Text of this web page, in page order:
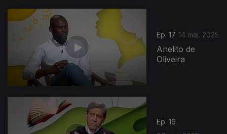
Ep. 17 14 mai. 2025
Anelito de
Oliveira
Ep. 16